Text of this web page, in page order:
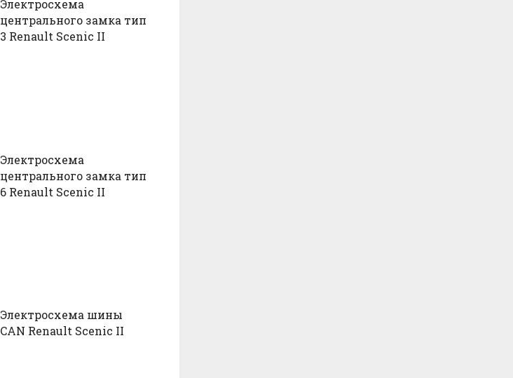
Электросхема
центрального замка тип
3 Renault Scenic II
Электросхема
центрального замка тип
6 Renault Scenic II
Электросхема шины
CAN Renault Scenic II